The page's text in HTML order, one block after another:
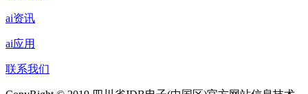
ai资讯
ai应用
联系我们